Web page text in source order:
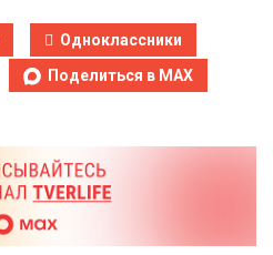
Одноклассники
Поделиться в MAX